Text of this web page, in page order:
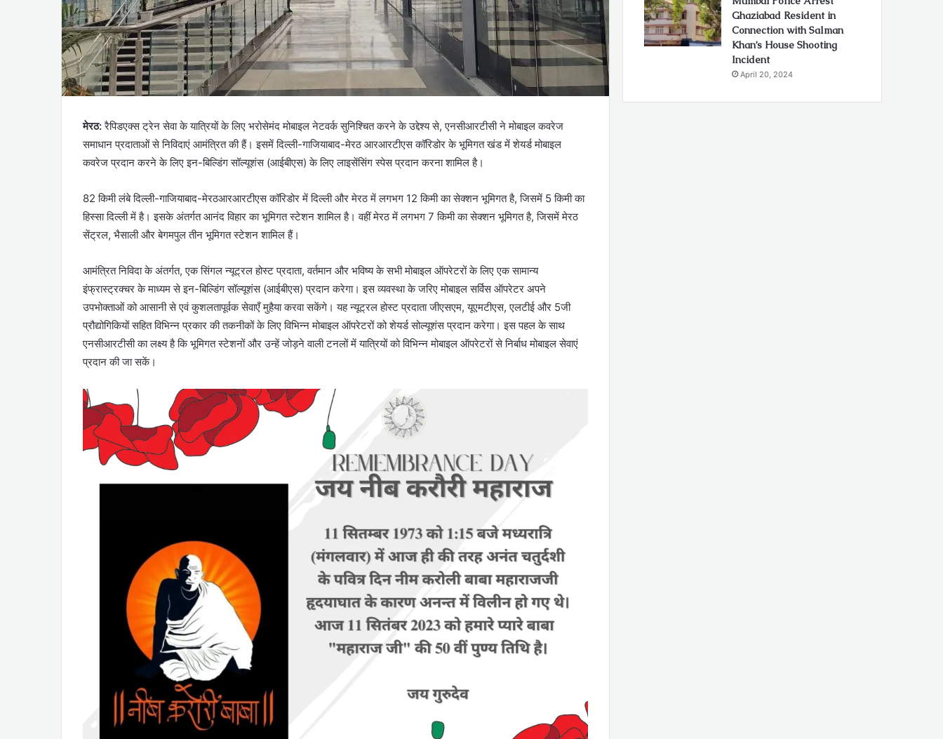
मेरठ:रैपिडएक्स ट्रेन सेवा के यात्रियों के लिए भरोसेमंद मोबाइल नेटवर्क सुनिश्चित करने के उद्देश्य से, एनसीआरटीसी ने मोबाइल कवरेज
समाधान प्रदाताओं से निविदाएं आमंत्रित की हैं। इसमें दिल्ली-गाजियाबाद-मेरठ आरआरटीएस कॉरिडोर के भूमिगत खंड में शेयर्ड मोबाइल
कवरेज प्रदान करने के लिए इन-बिल्डिंग सॉल्यूशंस (आईबीएस) के लिए लाइसेंसिंग स्पेस प्रदान करना शामिल है।
82 किमी लंबे दिल्ली-गाजियाबाद-मेरठआरआरटीएस कॉरिडोर में दिल्ली और मेरठ में लगभग 12 किमी का सेक्शन भूमिगत है, जिसमें 5 किमी का
हिस्सा दिल्ली में है। इसके अंतर्गत आनंद विहार का भूमिगत स्टेशन शामिल है। वहीं मेरठ में लगभग 7 किमी का सेक्शन भूमिगत है, जिसमें मेरठ
सेंट्रल, भैसाली और बेगमपुल तीन भूमिगत स्टेशन शामिल हैं।
आमंत्रित निविदा के अंतर्गत, एक सिंगल न्यूट्रल होस्ट प्रदाता, वर्तमान और भविष्य के सभी मोबाइल ऑपरेटरों के लिए एक सामान्य
इंफ्रास्ट्रक्चर के माध्यम से इन-बिल्डिंग सॉल्यूशंस (आईबीएस) प्रदान करेगा। इस व्यवस्था के जरिए मोबाइल सर्विस ऑपरेटर अपने
उपभोक्ताओं को आसानी से एवं कुशलतापूर्वक सेवाएँ मुहैया करवा सकेंगे। यह न्यूट्रल होस्ट प्रदाता जीएसएम, यूएमटीएस, एलटीई और 5जी
प्रौद्योगिकियों सहित विभिन्न प्रकार की तकनीकों के लिए विभिन्न मोबाइल ऑपरेटरों को शेयर्ड सोल्यूशंस प्रदान करेगा। इस पहल के साथ
एनसीआरटीसी का लक्ष्य है कि भूमिगत स्टेशनों और उन्हें जोड़ने वाली टनलों में यात्रियों को विभिन्न मोबाइल ऑपरेटरों से निर्बाध मोबाइल सेवाएं
प्रदान की जा सकें।
Ghaziabad Resident in
Connection with Salman
Khan’s House Shooting
Incident
April 20, 2024